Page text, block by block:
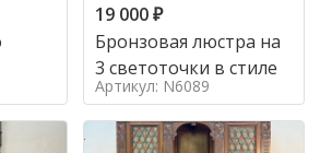
19 000₽
Бронзовая люстра на
3 светоточки в стиле
Артикул: N6089